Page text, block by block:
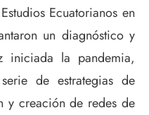
Ecuatorianos en
un diagnóstico y
iniciada la pandemia,
de estrategias de
y creación de redes de